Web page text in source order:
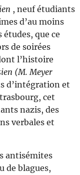
, neuf étudiants
d’au moins
que ce
de soirées
l’histoire
(M. Meyer
d’intégration et
cet
nazis, des
verbales et
antisémites
de blagues,